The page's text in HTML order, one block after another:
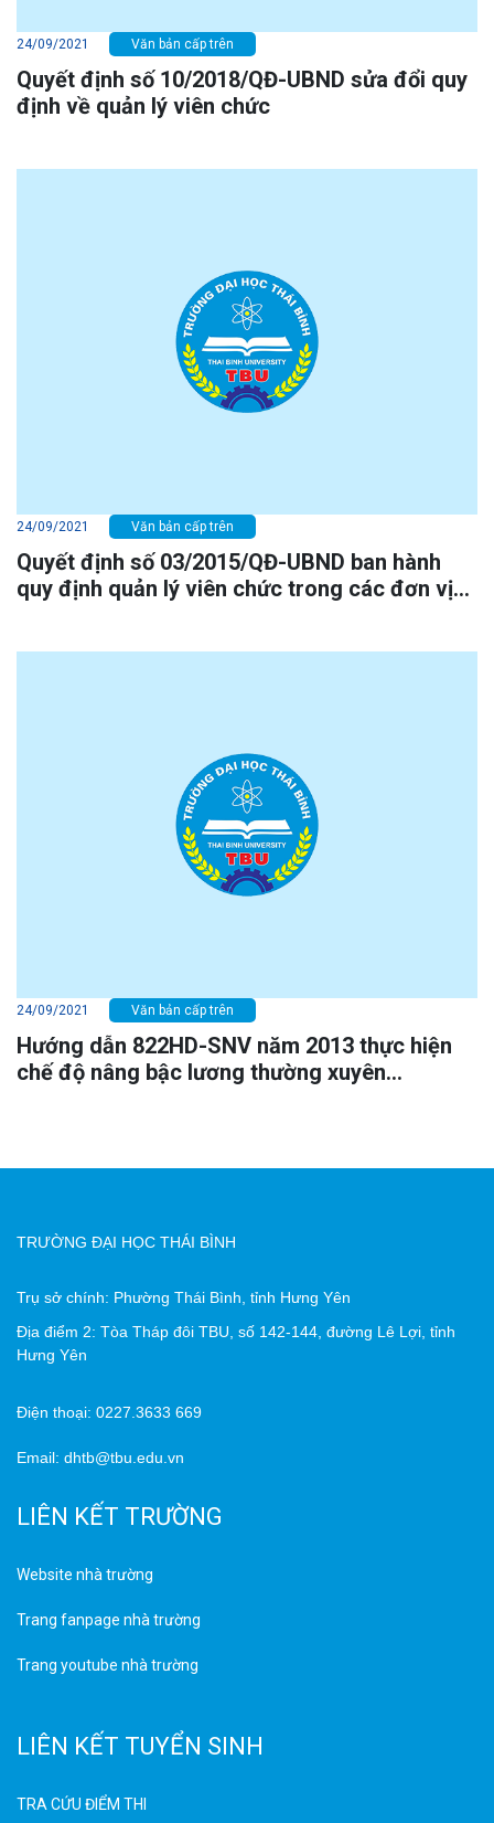
24/09/2021 Văn bản cấp trên
Quyết định số 10/2018/QĐ-UBND sửa đổi quy
định về quản lý viên chức
24/09/2021 Văn bản cấp trên
Quyết định số 03/2015/QĐ-UBND ban hành
quy định quản lý viên chức trong các đơn vị
24/09/2021 Văn bản cấp trên
Hướng dẫn 822HD-SNV năm 2013 thực hiện
chế độ nâng bậc lương thường xuyên...
TRƯỜNG ĐẠI HỌC THÁI BÌNH
Trụ sở chính: Phường Thái Bình, tỉnh Hưng Yên
Địa điểm 2: Tòa Tháp đôi TBU, số 142-144, đường Lê Lợi, tỉnh
Hưng Yên
Điện thoại: 0227.3633 669
Email: dhtb@tbu.edu.vn
LIÊN KẾT TRƯỜNG
Website nhà trường
Trang fanpage nhà trường
Trang youtube nhà trường
LIÊN KẾT TUYỂN SINH
TRA CỨU ĐIỂM THI